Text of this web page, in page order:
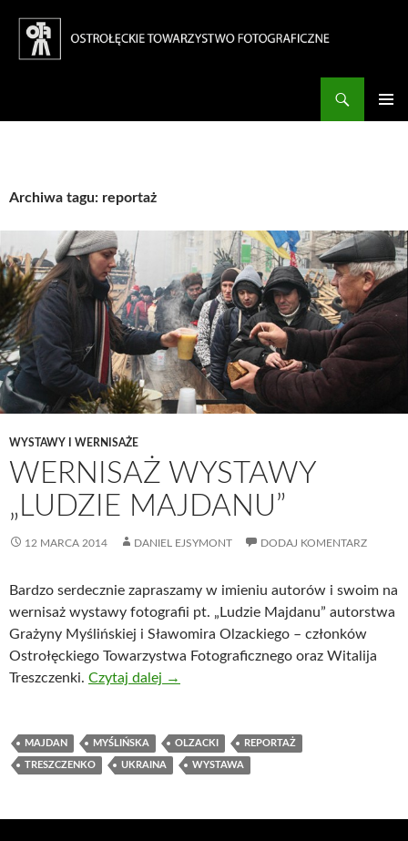
Archiwa tagu: reportaż
WYSTAWY I WERNISAŻE
WERNISAŻ WYSTAWY
„LUDZIE MAJDANU”
12 MARCA 2014 DANIEL EJSYMONT DODAJ KOMENTARZ
Bardzo serdecznie zapraszamy w imieniu autorów i swoim na
wernisaż wystawy fotografii pt. „Ludzie Majdanu” autorstwa
Grażyny Myślińskiej i Sławomira Olzackiego – członków
Ostrołęckiego Towarzystwa Fotograficznego oraz Witalija
Treszczenki. Czytaj dalej →
MAJDAN MYŚLIŃSKA OLZACKI REPORTAŻ
TRESZCZENKO UKRAINA WYSTAWA